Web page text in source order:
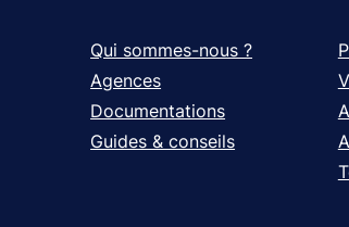
Qui sommes-nous ?
Agences
Documentations
Guides & conseils